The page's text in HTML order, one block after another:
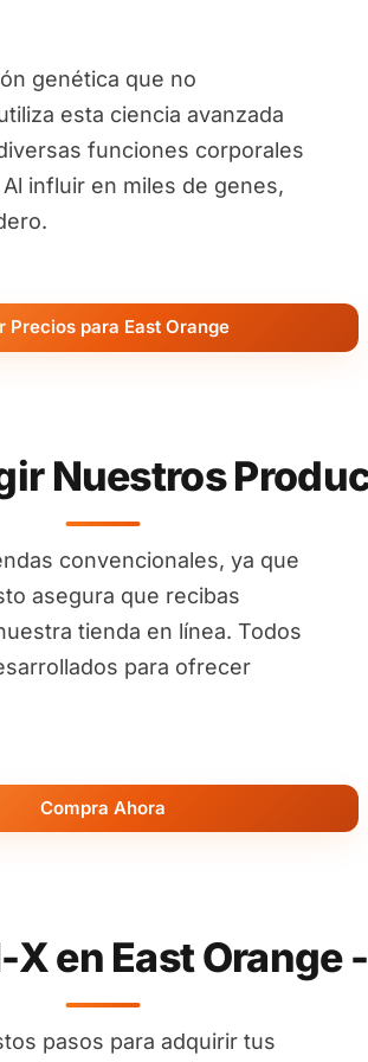
genética que no
esta ciencia avanzada
funciones corporales
influir en miles de genes,
Precios para East Orange
Nuestros
convencionales, ya que
asegura que recibas
tienda en línea. Todos
para ofrecer
Compra Ahora
en East Orange
pasos para adquirir tus